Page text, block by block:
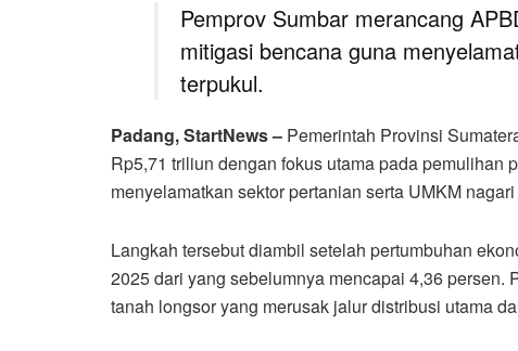
Pemprov Sumbar merancang
mitigasi bencana guna
terpukul.
Padang, StartNews – Pemerintah Provinsi
Rp5,71 triliun dengan fokus utama pada pemulihan
menyelamatkan sektor pertanian serta UMKM
Langkah tersebut diambil setelah pertumbuhan
2025 dari yang sebelumnya mencapai 4,36
tanah longsor yang merusak jalur distribusi utama